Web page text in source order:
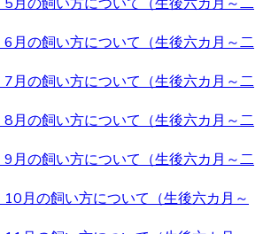
ましたら、ヨークシャーテリア専門
ール にご相談ください。
お迎えする利点は、ペットショップ
が一匹一匹の健康状態や性格などを
というところです。また、育て方な
は直接ブリーダーに確認することが
のであれば、お迎えはブリーダーか
ベベドールはヨークシャーテリア専
ります。ヨークシャーテリアをお迎
月の飼い方について（生後六カ月～二
月の飼い方について（生後六カ月～二
月の飼い方について（生後六カ月～二
月の飼い方について（生後六カ月～二
月の飼い方について（生後六カ月～二
月の飼い方について（生後六カ月～